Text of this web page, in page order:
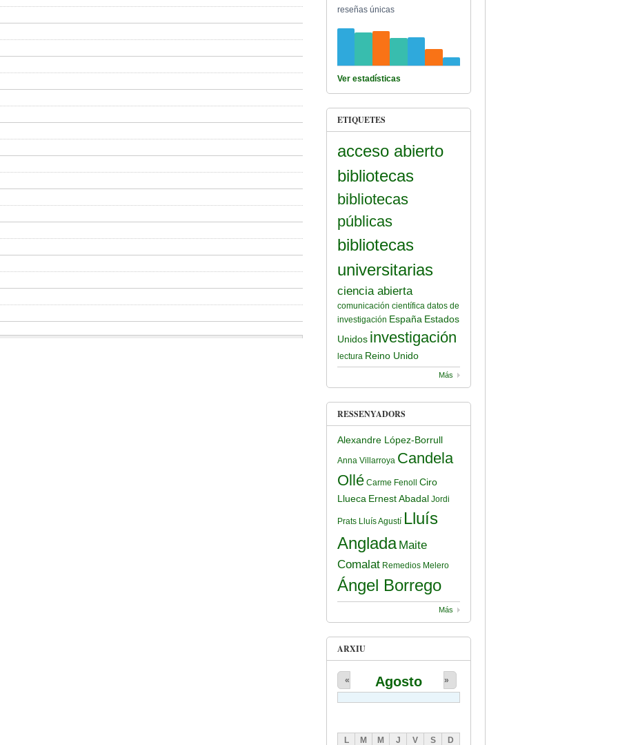
reseñas únicas
Ver estadísticas
ETIQUETES
acceso abierto
bibliotecas
bibliotecas
públicas
bibliotecas
universitarias
ciencia abierta
comunicación científica datos de
investigación España Estados
Unidos investigación
lectura Reino Unido
Más
RESSENYADORS
Alexandre López-Borrull
Anna Villarroya Candela
Ollé Carme Fenoll
Ciro
Llueca Ernest Abadal Jordi
Prats Lluís Agustí Lluís
Anglada Maite
Comalat Remedios Melero
Ángel Borrego
Más
ARXIU
Agosto
« »
L M M J V S
D